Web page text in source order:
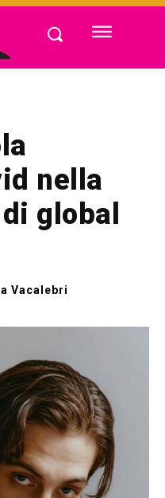
nella
global
Vacalebri